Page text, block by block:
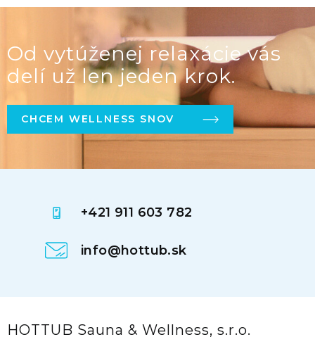
Od vytúženej relaxácie vás
delí už len jeden krok.
CHCEM WELLNESS SNOV
+421 911 603 782
info@hottub.sk
HOTTUB Sauna & Wellness, s.r.o.